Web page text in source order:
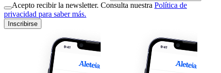
Acepto recibir la newsletter. Consulta nuestra Política de
privacidad para saber más.
Inscribirse